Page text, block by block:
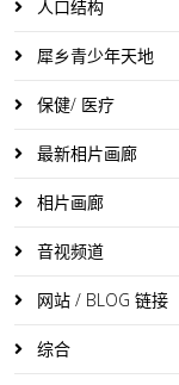
人口结构
犀乡青少年天地
保健/ 医疗
最新相片画廊
相片画廊
音视频道
网站 / BLOG 链接
综合